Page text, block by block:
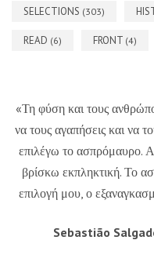
SELECTIONS (303)
READ (6) FRONT (4)
«Τη φύση και τους
να τους αγαπήσεις και να
επιλέγω το ασπρόμαυρο.
βρίσκω εκπληκτική. Το
επιλογή μου, ο
Sebastião